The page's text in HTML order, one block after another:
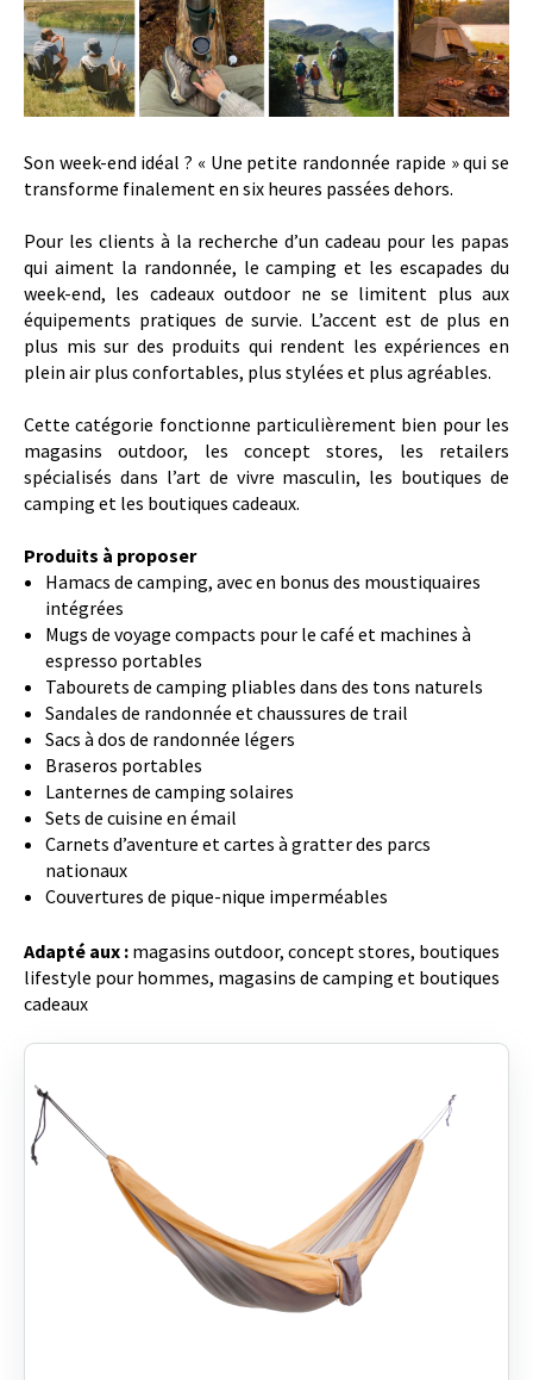
Son week-end idéal ? « Une petite randonnée rapide » qui se
transforme finalement en six heures passées dehors.
Pour les clients à la recherche d’un cadeau pour les papas
qui aiment la randonnée, le camping et les escapades du
week-end, les cadeaux outdoor ne se limitent plus aux
équipements pratiques de survie. L’accent est de plus en
plus mis sur des produits qui rendent les expériences en
plein air plus confortables, plus stylées et plus agréables.
Cette catégorie fonctionne particulièrement bien pour les
magasins outdoor, les concept stores, les retailers
spécialisés dans l’art de vivre masculin, les boutiques de
camping et les boutiques cadeaux.
Produits à proposer
Hamacs de camping, avec en bonus des moustiquaires
intégrées
Mugs de voyage compacts pour le café et machines à
espresso portables
Tabourets de camping pliables dans des tons naturels
Sandales de randonnée et chaussures de trail
Sacs à dos de randonnée légers
Braseros portables
Lanternes de camping solaires
Sets de cuisine en émail
Carnets d’aventure et cartes à gratter des parcs
nationaux
Couvertures de pique-nique imperméables
Adapté aux : magasins outdoor, concept stores, boutiques
lifestyle pour hommes, magasins de camping et boutiques
cadeaux